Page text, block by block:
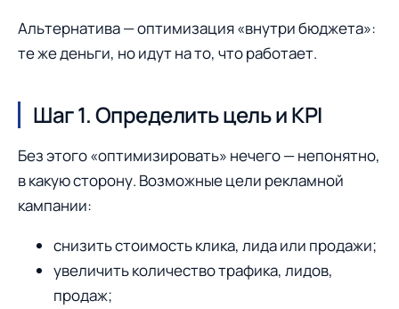
Альтернатива — оптимизация «внутри бюджета»:
те же деньги, но идут на то, что работает.
Шаг 1. Определить цель и KPI
Без этого «оптимизировать» нечего — непонятно,
в какую сторону. Возможные цели рекламной
кампании:
снизить стоимость клика, лида или продажи;
увеличить количество трафика, лидов,
продаж;